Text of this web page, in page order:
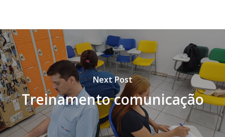
Next Post
Treinamento comunicação